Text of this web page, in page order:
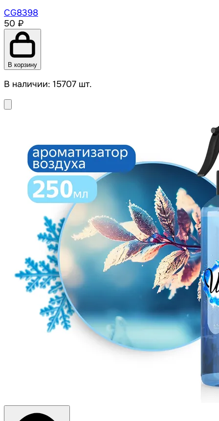
CG8398
50 ₽
В корзину
В наличии: 15707 шт.